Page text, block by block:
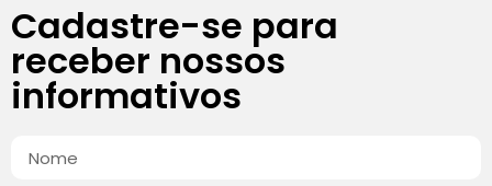
Cadastre-se para
receber nossos
informativos